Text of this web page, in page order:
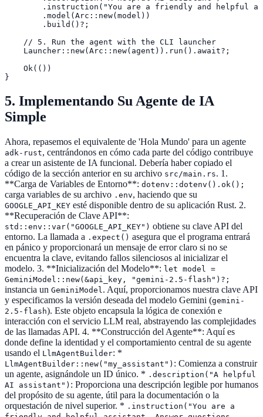
.instruction("You are a friendly and helpful
        .model(Arc::new(model))
        .build()?;
    // 5. Run the agent with the CLI launcher
    Launcher::new(Arc::new(agent)).run().await?;
    Ok(())
}
5. Implementando Su Agente de IA
Simple
Ahora, repasemos el equivalente de 'Hola Mundo' para un agente
adk-rust, centrándonos en cómo cada parte del código contribuye
a crear un asistente de IA funcional. Debería haber copiado el
código de la sección anterior en su archivo src/main.rs. 1.
**Carga de Variables de Entorno**: dotenv::dotenv().ok();
carga variables de su archivo .env, haciendo que su
GOOGLE_API_KEY esté disponible dentro de su aplicación Rust. 2.
**Recuperación de Clave API**:
std::env::var("GOOGLE_API_KEY") obtiene su clave API del
entorno. La llamada a .expect() asegura que el programa entrará
en pánico y proporcionará un mensaje de error claro si no se
encuentra la clave, evitando fallos silenciosos al inicializar el
modelo. 3. **Inicialización del Modelo**: let model =
GeminiModel::new(&api_key, "gemini-2.5-flash")?;
instancia un GeminiModel . Aquí, proporcionamos nuestra clave API
y especificamos la versión deseada del modelo Gemini (gemini-
2.5-flash). Este objeto encapsula la lógica de conexión e
interacción con el servicio LLM real, abstrayendo las complejidades
de las llamadas API. 4. **Construcción del Agente**: Aquí es
donde define la identidad y el comportamiento central de su agente
usando el LlmAgentBuilder: *
LlmAgentBuilder::new("my_assistant") : Comienza a construir
un agente, asignándole un ID único. * .description("A helpful
AI assistant") : Proporciona una descripción legible por humanos
del propósito de su agente, útil para la documentación o la
orquestación de nivel superior. * .instruction("You are a